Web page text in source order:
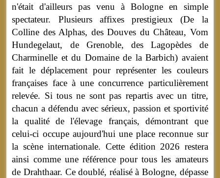
n'était d'ailleurs pas venu à Bologne en simple
spectateur. Plusieurs affixes prestigieux (De la
Colline des Alphas, des Douves du Château, Vom
Hundegelaut, de Grenoble, des Lagopèdes de
Charminelle et du Domaine de la Barbich) avaient
fait le déplacement pour représenter les couleurs
françaises face à une concurrence particulièrement
relevée. Si tous ne sont pas repartis avec un titre,
chacun a défendu avec sérieux, passion et sportivité
la qualité de l'élevage français, démontrant que
celui-ci occupe aujourd'hui une place reconnue sur
la scène internationale. Cette édition 2026 restera
ainsi comme une référence pour tous les amateurs
de Drahthaar. Ce doublé, réalisé à Bologne, dépasse